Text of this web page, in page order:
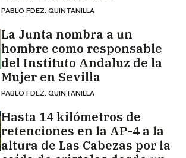
PABLO FDEZ. QUINTANILLA
La Junta nombra a un
hombre como responsable
del Instituto Andaluz de la
Mujer en Sevilla
PABLO FDEZ. QUINTANILLA
Hasta 14 kilómetros de
retenciones en la AP-4 a la
altura de Las Cabezas por la